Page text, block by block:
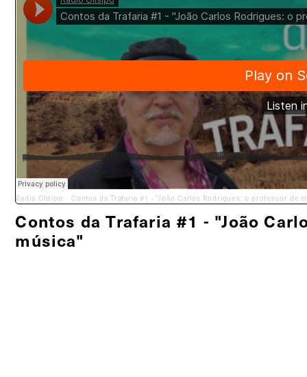
Radio Olisipo · Contos da Trafaria #1 - "João Carlos Rodrigues: o professor de
Contos da Trafaria #1 - "João
música"